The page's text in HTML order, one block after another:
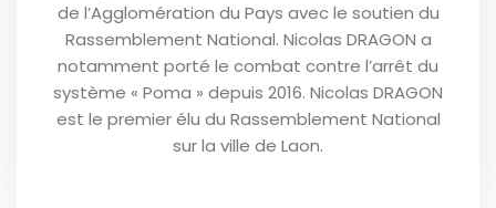
de l’Agglomération du Pays avec le soutien du
Rassemblement National. Nicolas DRAGON a
notamment porté le combat contre l’arrêt du
système « Poma » depuis 2016. Nicolas DRAGON
est le premier élu du Rassemblement National
sur la ville de Laon.